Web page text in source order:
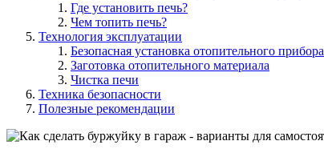
Где установить печь?
Чем топить печь?
Технология эксплуатации
Безопасная установка отопительного прибора
Заготовка отопительного материала
Чистка печи
Техника безопасности
Полезные рекомендации